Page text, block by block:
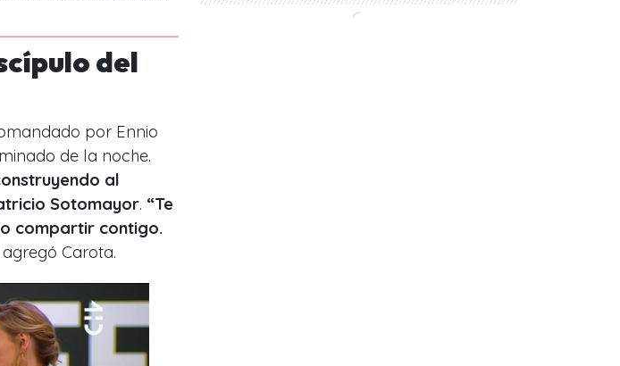
del
por Ennio
de la noche.
al
Sotomayor. “Te
compartir contigo.
agregó Carota.